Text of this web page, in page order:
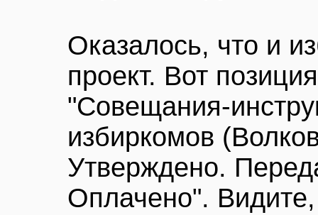
Оказалось, что и
проект. Вот
"Совещания-
избиркомов
Утверждено.
Оплачено".